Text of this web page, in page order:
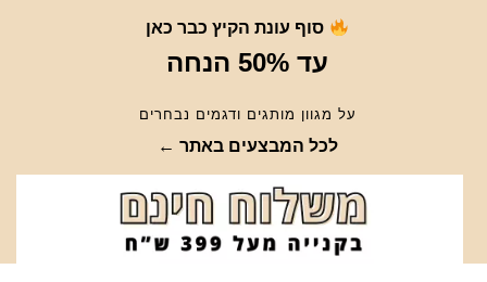
סוף עונת הקיץ כבר כאן
עד 50% הנחה
על מגוון מותגים ודגמים נבחרים
לכל המבצעים באתר ←